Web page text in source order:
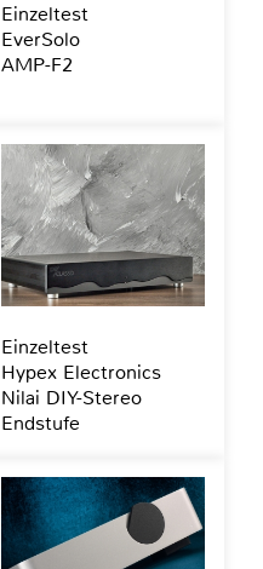
Einzeltest
EverSolo
AMP-F2
Einzeltest
Hypex Electronics
Nilai DIY-Stereo
Endstufe